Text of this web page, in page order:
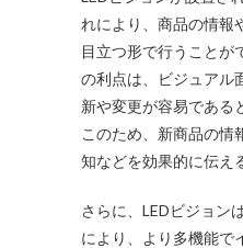
れにより、商品の情報
目立つ形で行うことが
の利点は、ビジュアル
新や変更が容易である
このため、新商品の情
知などを効果的に伝え
さらに、LEDビジョン
により、より多機能で